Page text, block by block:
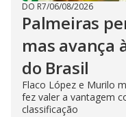
DO R7/06/08/2026
Palmeiras
mas avança
do Brasil
Flaco López e Murilo
fez valer a vantagem
classificação